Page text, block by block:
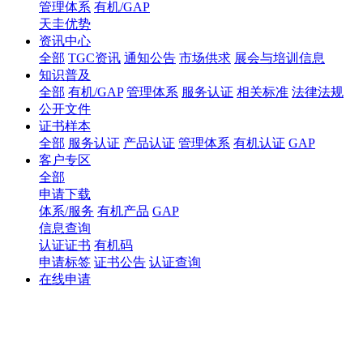
管理体系 有机/GAP
天圭优势
资讯中心
全部 TGC资讯 通知公告 市场供求 展会与培训信息
知识普及
全部 有机/GAP 管理体系 服务认证 相关标准 法律法规
公开文件
证书样本
全部 服务认证 产品认证 管理体系 有机认证 GAP
客户专区
全部
申请下载
体系/服务 有机产品 GAP
信息查询
认证证书 有机码
申请标签 证书公告 认证查询
在线申请